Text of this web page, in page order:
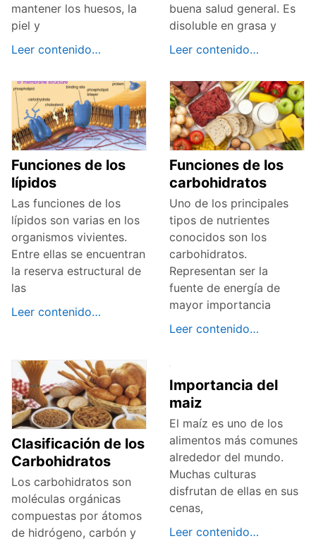
mantener los huesos, la
piel y
Leer contenido…
buena salud general. Es
disoluble en grasa y
Leer contenido…
Funciones de los
lípidos
Las funciones de los
lípidos son varias en los
organismos vivientes.
Entre ellas se encuentran
la reserva estructural de
las
Leer contenido…
Funciones de los
carbohidratos
Uno de los principales
tipos de nutrientes
conocidos son los
carbohidratos.
Representan ser la
fuente de energía de
mayor importancia
Leer contenido…
Clasificación de los
Carbohidratos
Los carbohidratos son
moléculas orgánicas
compuestas por átomos
de hidrógeno, carbón y
Importancia del
maiz
El maíz es uno de los
alimentos más comunes
alrededor del mundo.
Muchas culturas
disfrutan de ellas en sus
cenas,
Leer contenido…